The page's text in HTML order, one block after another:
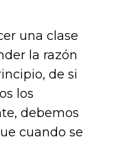
una clase
la razón
de si
los
debemos
cuando se